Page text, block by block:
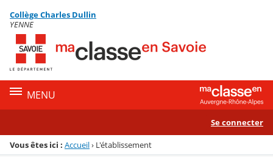
Menu de la rubrique
Contenu
Collège Charles Dullin
YENNE
MENU
Se connecter
Vous êtes ici : Accueil› L'établissement